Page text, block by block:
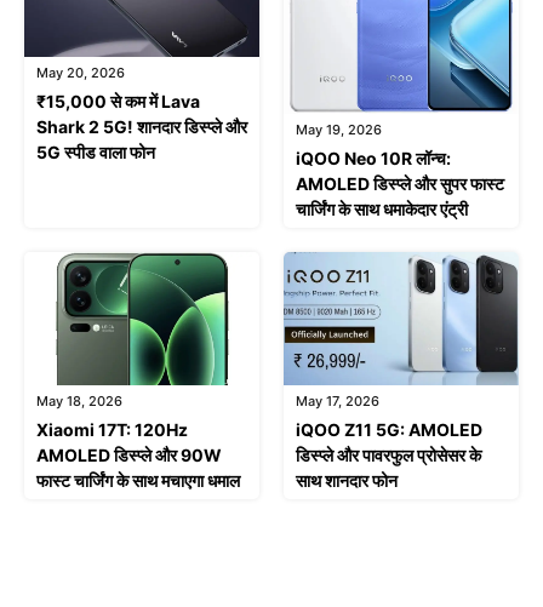
May 20, 2026
₹15,000 से कम में Lava
Shark 2 5G! शानदार डिस्प्ले और
5G स्पीड वाला फोन
May 19, 2026
iQOO Neo 10R लॉन्च:
AMOLED डिस्प्ले और सुपर फास्ट
चार्जिंग के साथ धमाकेदार एंट्री
May 18, 2026
Xiaomi 17T: 120Hz
AMOLED डिस्प्ले और 90W
फास्ट चार्जिंग के साथ मचाएगा धमाल
May 17, 2026
iQOO Z11 5G: AMOLED
डिस्प्ले और पावरफुल प्रोसेसर के
साथ शानदार फोन